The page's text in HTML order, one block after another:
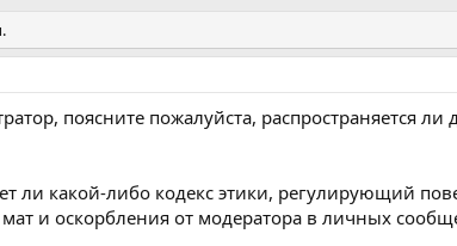
поясните пожалуйста, распространяется
ли какой-либо кодекс этики, регулирующий
и оскорбления от модератора в личных